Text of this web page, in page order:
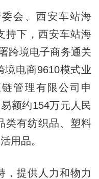
会、西安车站海
持下，西安车站海
跨境电子商务通关
境电商9610模式业
管理有限公司申
额约154万元人民
类有纺织品、塑料
用品。
提供人力和物力